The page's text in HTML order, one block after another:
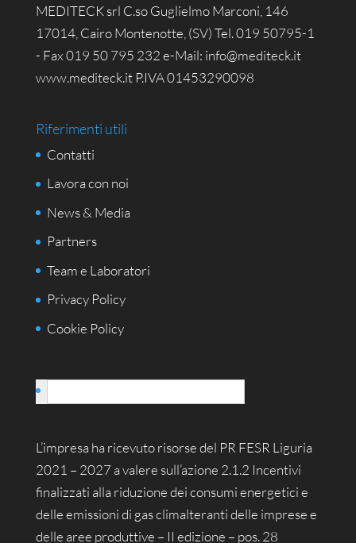
MEDITECK srl C.so Guglielmo Marconi, 146
17014, Cairo Montenotte, (SV) Tel. 019 50795-1
- Fax 019 50 795 232 e-Mail: info@mediteck.it
www.mediteck.it P.IVA 01453290098
Riferimenti utili
Contatti
Lavora con noi
News & Media
Partners
Team e Laboratori
Privacy Policy
Cookie Policy
L’impresa ha ricevuto risorse del PR FESR Liguria
2021 – 2027 a valere sull’azione 2.1.2 Incentivi
finalizzati alla riduzione dei consumi energetici e
delle emissioni di gas climalteranti delle imprese e
delle aree produttive – II edizione – pos. 28